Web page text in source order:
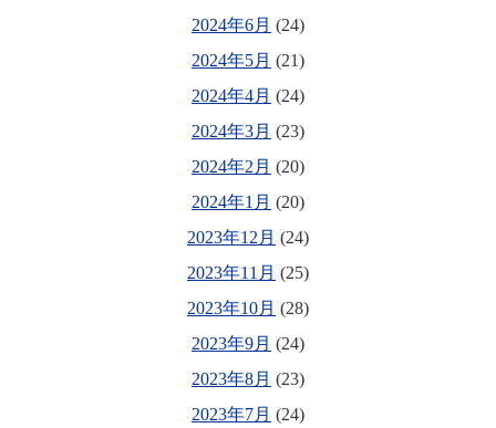
2024年6月 (24)
2024年5月 (21)
2024年4月 (24)
2024年3月 (23)
2024年2月 (20)
2024年1月 (20)
2023年12月 (24)
2023年11月 (25)
2023年10月 (28)
2023年9月 (24)
2023年8月 (23)
2023年7月 (24)